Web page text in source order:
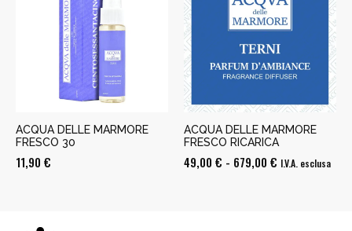
a
ACQUA DELLE MARMORE
FRESCO 30
11,90 €
ACQUA DELLE MARMORE
FRESCO RICARICA
49,00 € - 679,00 € Fascia
I.V.A. esclusa